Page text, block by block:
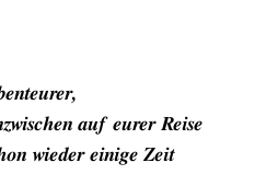
auf eurer Reise
wieder einige Zeit